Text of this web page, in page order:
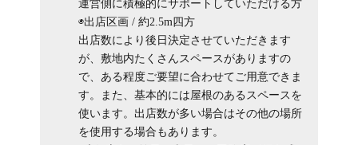
運営側に積極的にサポートしていただける方
◉出店区画 / 約2.5m四方
出店数により後日決定させていただきます
が、敷地内たくさんスペースがありますの
で、ある程度ご要望に合わせてご用意できま
す。また、基本的には屋根のあるスペースを
使います。出店数が多い場合はその他の場所
を使用する場合もあります。